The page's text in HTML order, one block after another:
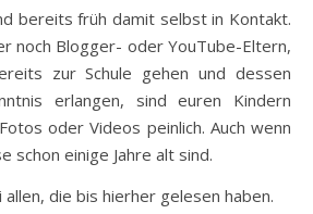
bereits früh damit selbst in Kontakt.
noch Blogger- oder YouTube-Eltern,
zur Schule gehen und dessen
erlangen, sind euren Kindern
oder Videos peinlich. Auch wenn
schon einige Jahre alt sind.
allen, die bis hierher gelesen haben.